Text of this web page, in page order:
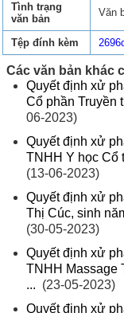
Tình trạng
văn bản
Văn
Tệp đính kèm
Các văn bản khác
Quyết định xử
Cổ phần Truyền
06-2023)
Quyết định xử
TNHH Y học Cổ
(13-06-2023)
Quyết định xử
Thị Cúc, sinh
(30-05-2023)
Quyết định xử
TNHH Massage
... (23-05-2023)
Quyết định xử